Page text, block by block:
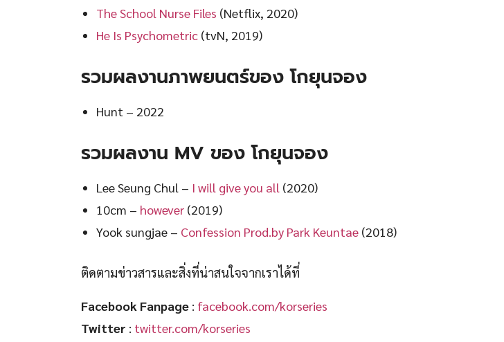
The School Nurse Files (Netflix, 2020)
He Is Psychometric(tvN, 2019)
รวมผลงานภาพยนตร์ของ โกยุนจอง
Hunt – 2022
รวมผลงาน MV ของ โกยุนจอง
Lee Seung Chul – I will give you all(2020)
10cm – however(2019)
Yook sungjae – Confession Prod.by Park Keuntae(2018)
ติดตามข่าวสารและสิ่งที่น่าสนใจจากเราได้ที่
Facebook Fanpage : facebook.com/korseries
Twitter : twitter.com/korseries